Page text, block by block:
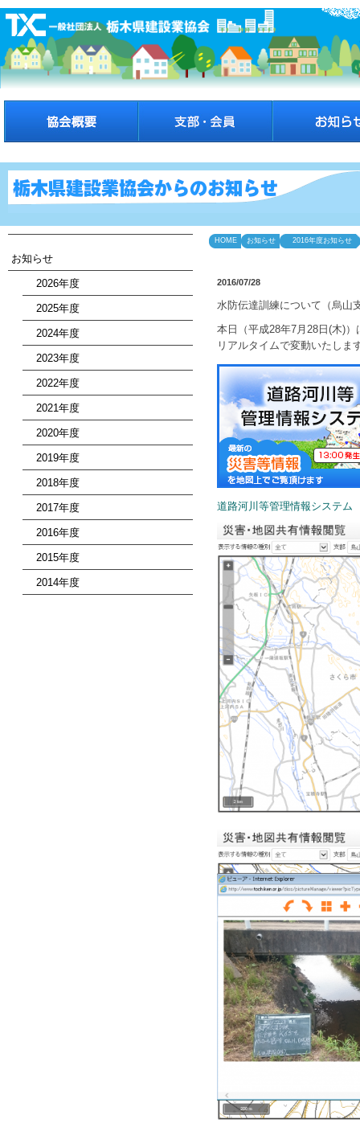
お知らせ
2026年度
2025年度
2024年度
2023年度
2022年度
2021年度
2020年度
2019年度
2018年度
2017年度
2016年度
2015年度
2014年度
HOME お知らせ 2016年度お知らせ
2016/07/28
水防伝達訓練について（烏山
本日（平成28年7月28日(木)
リアルタイムで変動いたしま
道路河川等管理情報システム